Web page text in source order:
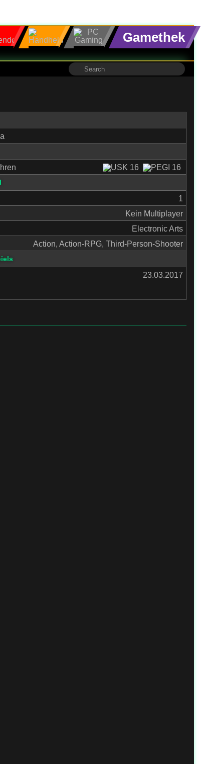
Gamethek
1
Kein Multiplayer
Electronic Arts
Action, Action-RPG, Third-Person-Shooter
23.03.2017